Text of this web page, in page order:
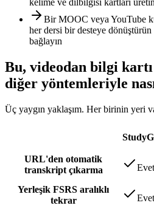
kelime ve dilbilgisi kartları üretin
Bir MOOC veya YouTube
her dersi bir desteye
bağlayın
Bu, videodan bilgi
diğer yöntemleriyle
Üç yaygın yaklaşım. Her birinin yeri
URL'den otomatik
transkript çıkarma
Evet
Yerleşik FSRS aralıklı
tekrar
Evet